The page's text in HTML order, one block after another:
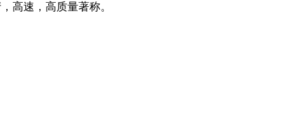
高速，高质量著称。